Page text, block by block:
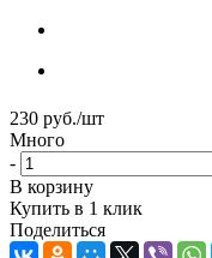
230 руб./шт
Много
-
В корзину
Купить в 1 клик
Поделиться